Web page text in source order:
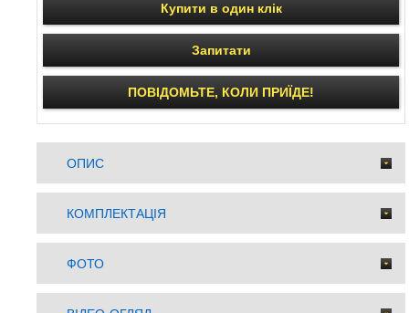
Купити в один клік
Запитати
ПОВІДОМЬТЕ, КОЛИ ПРИЇДЕ!
ОПИС
КОМПЛЕКТАЦІЯ
ФОТО